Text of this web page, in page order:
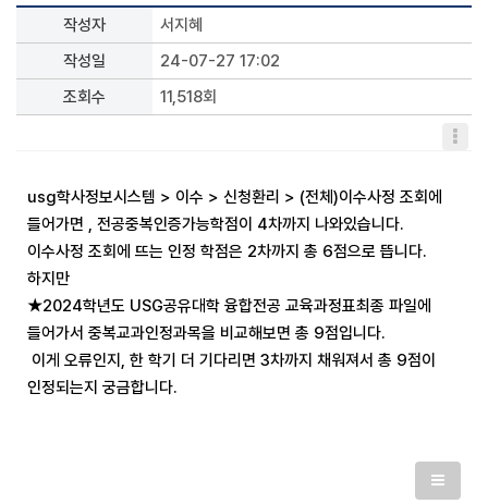
작성자
서지혜
작성일
24-07-27 17:02
조회수
11,518회
usg학사정보시스템 > 이수 > 신청환리 > (전체)이수사정 조회에
들어가면 , 전공중복인증가능학점이 4차까지 나와있습니다.
이수사정 조회에 뜨는 인정 학점은 2차까지 총 6점으로 뜹니다.
하지만
★2024학년도 USG공유대학 융합전공 교육과정표최종 파일에
들어가서 중복교과인정과목을 비교해보면 총 9점입니다.
이게 오류인지, 한 학기 더 기다리면 3차까지 채워져서 총 9점이
인정되는지 궁금합니다.